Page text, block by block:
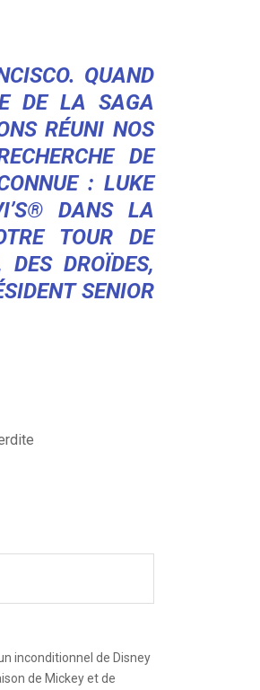
QUAND
DE LA SAGA
RÉUNI NOS
DE
: LUKE
DANS LA
TOUR DE
DROÏDES,
SENIOR
inconditionnel de Disney
de Mickey et de